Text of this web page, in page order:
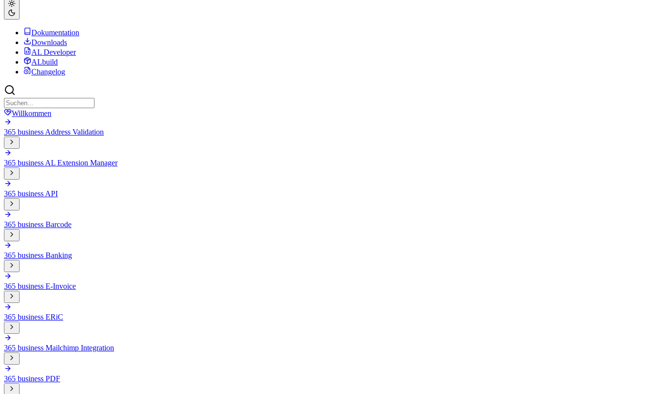
Dokumentation
Downloads
AL Developer
ALbuild
Changelog
Willkommen
365 business Address Validation
365 business AL Extension Manager
365 business API
365 business Barcode
365 business Banking
365 business E-Invoice
365 business ERiC
365 business Mailchimp Integration
365 business PDF